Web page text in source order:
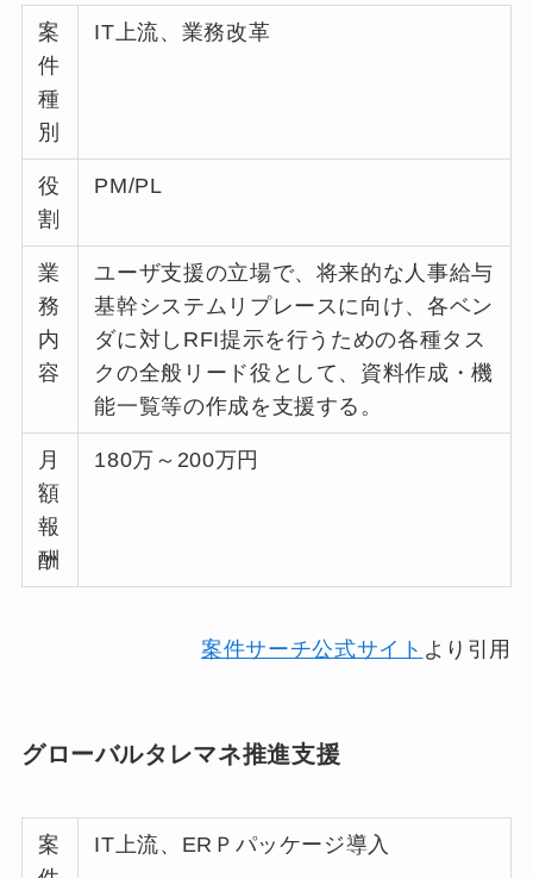
案
件
種
別
IT上流、業務改革
役
割
PM/PL
業
務
内
容
ユーザ支援の立場で、将来的な人事給与
基幹システムリプレースに向け、各ベン
ダに対しRFI提示を行うための各種タス
クの全般リード役として、資料作成・機
能一覧等の作成を支援する。
月
額
報
酬
180万～200万円
案件サーチ公式サイト より引用
グローバルタレマネ推進支援
案
IT上流、ERＰパッケージ導入